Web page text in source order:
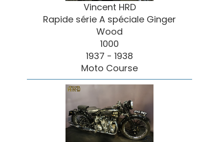
Vincent HRD
Rapide série A spéciale Ginger
Wood
1000
1937 - 1938
Moto Course